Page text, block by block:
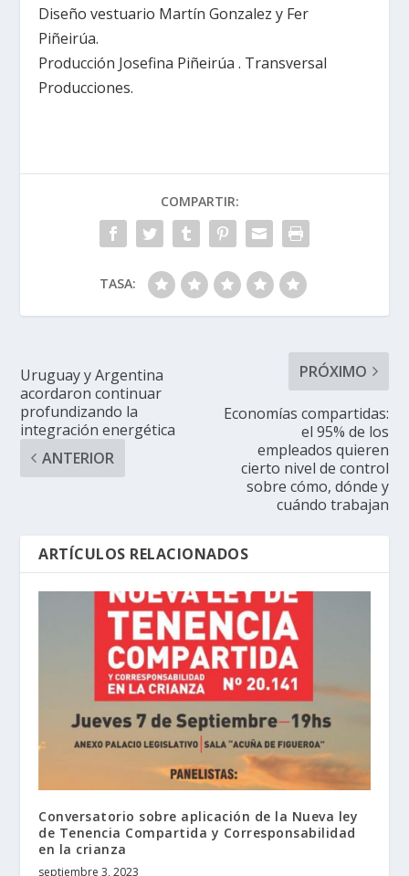
Diseño vestuario Martín Gonzalez y Fer
Piñeirúa.
Producción Josefina Piñeirúa . Transversal
Producciones.
COMPARTIR:
TASA:
Uruguay y Argentina
acordaron continuar
profundizando la
integración energética
ANTERIOR
PRÓXIMO
Economías compartidas:
el 95% de los
empleados quieren
cierto nivel de control
sobre cómo, dónde y
cuándo trabajan
ARTÍCULOS RELACIONADOS
Conversatorio sobre aplicación de la Nueva ley
de Tenencia Compartida y Corresponsabilidad
en la crianza
septiembre 3, 2023